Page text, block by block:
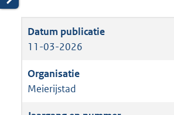
11-03-2026
Meierijstad